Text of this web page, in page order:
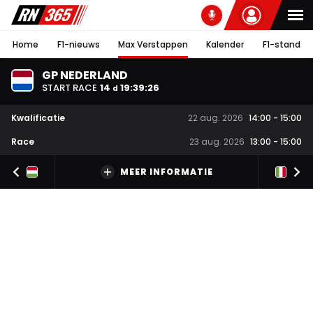
Home F1-nieuws Max Verstappen Kalender F1-stand
GP NEDERLAND
START RACE 14 d 19:39:26
Kwalificatie 22 aug. 2026 14:00 - 15:00
Race
23 aug. 2026 13:00 - 15:00
MEER INFORMATIE